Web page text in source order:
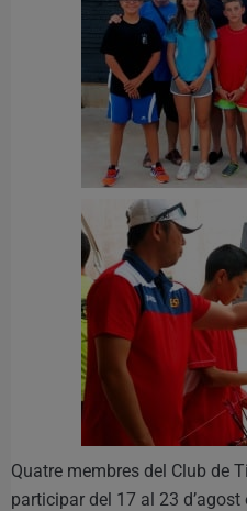
Quatre membres del Club de
participar del 17 al 23